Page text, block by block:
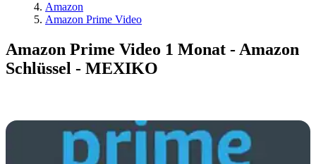
Amazon
Amazon Prime Video
Amazon Prime Video 1 Monat - Amazon
Schlüssel - MEXIKO